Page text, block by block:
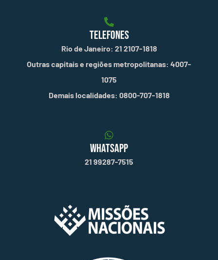
TELEFONES
Rio de Janeiro: 21 2107-1818
Outras capitais e regiões metropolitanas: 4007-
1075
Demais localidades: 0800-707-1818
WHATSAPP
21 99287-7515